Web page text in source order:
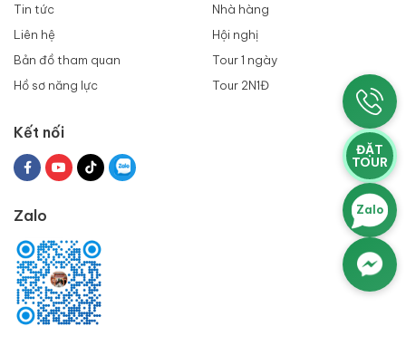
Tin tức
Liên hệ
Bản đồ tham quan
Hồ sơ năng lực
Nhà hàng
Hội nghị
Tour 1 ngày
Tour 2N1Đ
Kết nối
Zalo
ĐẶT
TOUR
Zalo